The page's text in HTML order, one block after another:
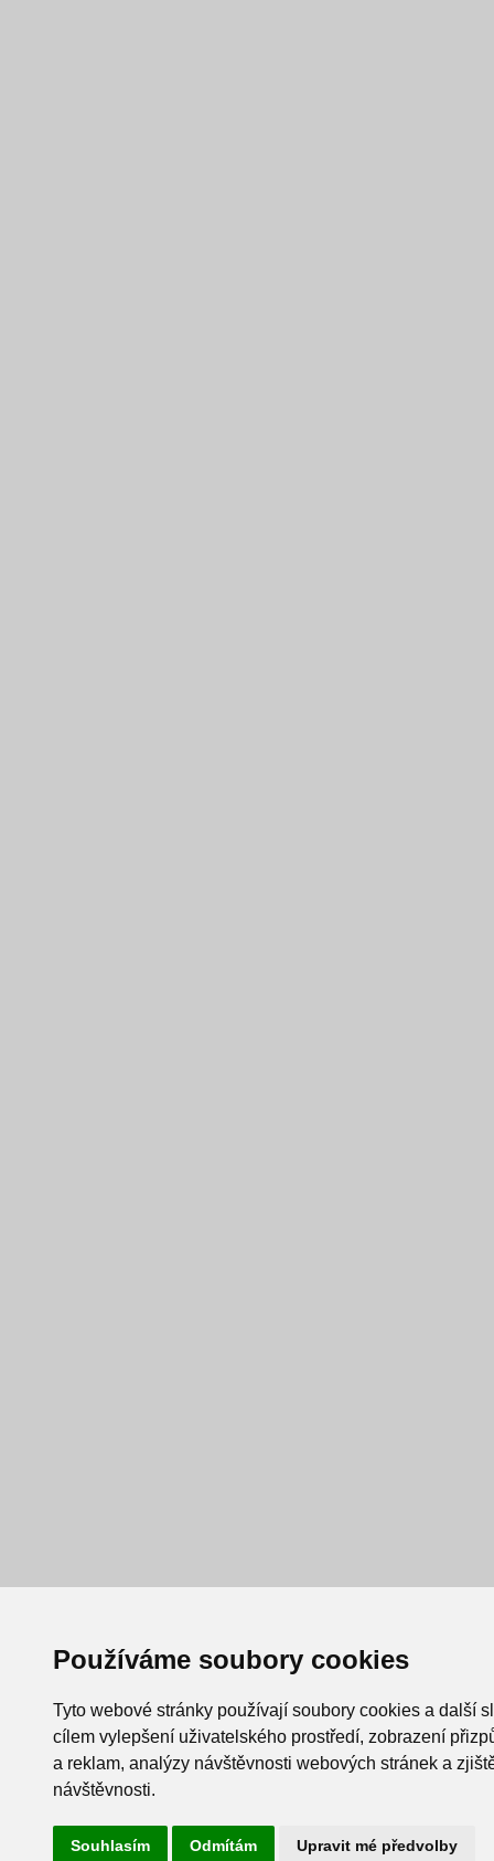
Používáme soubory cookies
Tyto webové stránky používají soubory cookies a další
cílem vylepšení uživatelského prostředí, zobrazení
a reklam, analýzy návštěvnosti webových stránek a
návštěvnosti.
Souhlasím Odmítám Upravit mé předvolby